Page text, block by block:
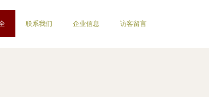
联系我们 企业信息 访客留言